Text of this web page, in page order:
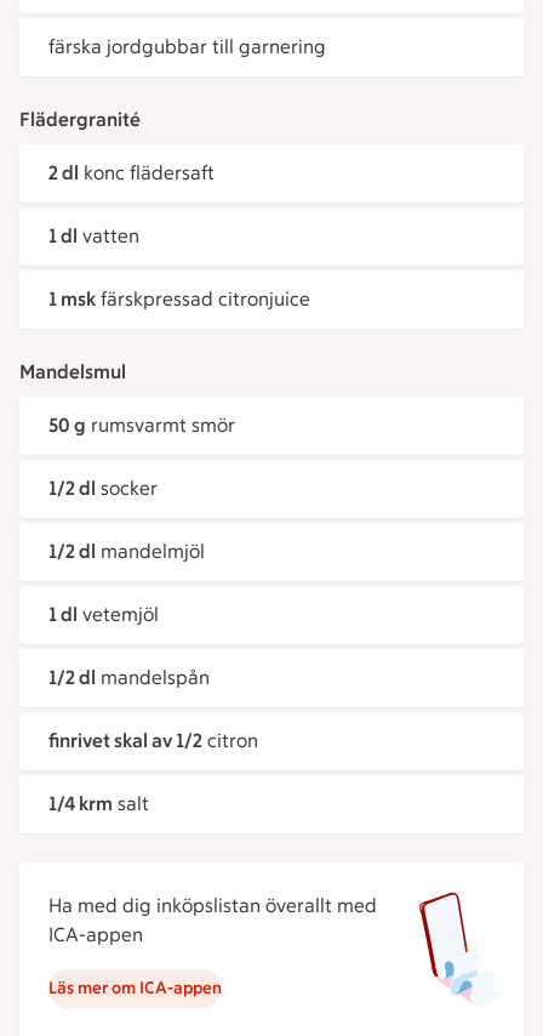
färska jordgubbar till garnering
Flädergranité
2 dl konc flädersaft
1 dl vatten
1 msk färskpressad citronjuice
Mandelsmul
50 g rumsvarmt smör
1/2 dl socker
1/2 dl mandelmjöl
1 dl vetemjöl
1/2 dl mandelspån
finrivet skal av 1/2 citron
1/4 krm salt
Ha med dig inköpslistan överallt med
ICA-appen
Läs mer om ICA-appen